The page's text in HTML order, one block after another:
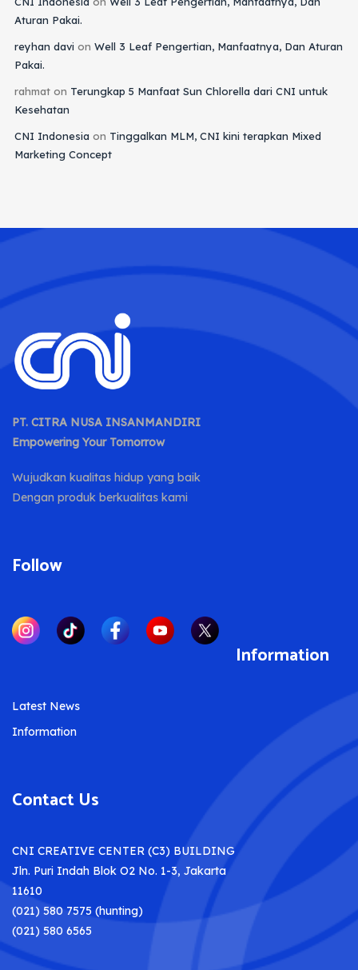
Aturan Pakai.
reyhan davi on Well 3 Leaf Pengertian, Manfaatnya, Dan Aturan
Pakai.
rahmaton Terungkap 5 Manfaat Sun Chlorella dari CNI untuk
Kesehatan
CNI Indonesia on Tinggalkan MLM, CNI kini terapkan Mixed
Marketing Concept
PT. CITRA NUSA INSANMANDIRI
Empowering Your Tomorrow
Wujudkan kualitas hidup yang baik
Dengan produk berkualitas kami
Follow
Information
Latest News
Information
Contact Us
CNI CREATIVE CENTER (C3) BUILDING
Jln. Puri Indah Blok O2 No. 1-3, Jakarta
11610
(021) 580 7575 (hunting)
(021) 580 6565